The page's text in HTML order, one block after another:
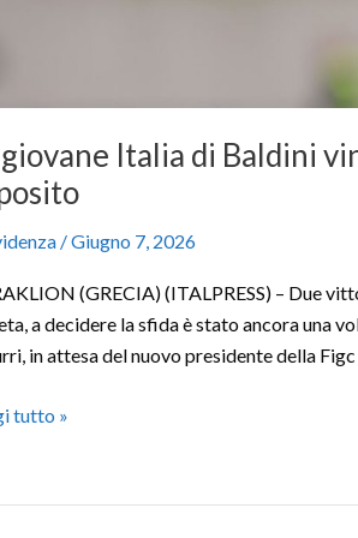
giovane Italia di Baldini
/Giugno 7, 2026
(GRECIA) (ITALPRESS) – Due
a decidere la sfida è stato ancora una
in attesa del nuovo presidente della
tutto »